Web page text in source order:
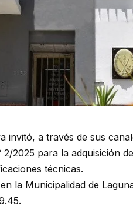
invitó, a través de sus
2025 para la adquisición
técnicas.
la Municipalidad de